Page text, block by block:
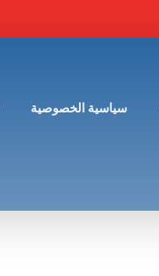
سياسية الخصوصية